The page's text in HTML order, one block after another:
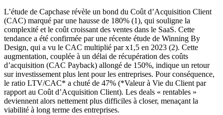
L’étude de Capchase révèle un bond du Coût d’Acquisition Client
(CAC) marqué par une hausse de 180% (1), qui souligne la
complexité et le coût croissant des ventes dans le SaaS. Cette
tendance a été confirmée par une récente étude de Winning By
Design, qui a vu le CAC multiplié par x1,5 en 2023 (2). Cette
augmentation, couplée à un délai de récupération des coûts
d’acquisition (CAC Payback) allongé de 150%, indique un retour
sur investissement plus lent pour les entreprises. Pour conséquence,
le ratio LTV/CAC* a chuté de 47% (*Valeur à Vie du Client par
rapport au Coût d’Acquisition Client). Les deals « rentables »
deviennent alors nettement plus difficiles à closer, menaçant la
viabilité à long terme des entreprises.